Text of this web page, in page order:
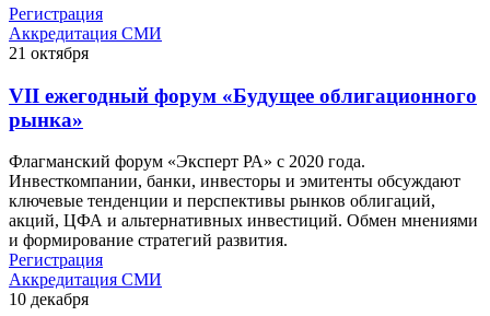
Регистрация
Аккредитация СМИ
21 октября
VII ежегодный форум «Будущее облигационного
рынка»
Флагманский форум «Эксперт РА» с 2020 года.
Инвесткомпании, банки, инвесторы и эмитенты обсуждают
ключевые тенденции и перспективы рынков облигаций,
акций, ЦФА и альтернативных инвестиций. Обмен мнениями
и формирование стратегий развития.
Регистрация
Аккредитация СМИ
10 декабря